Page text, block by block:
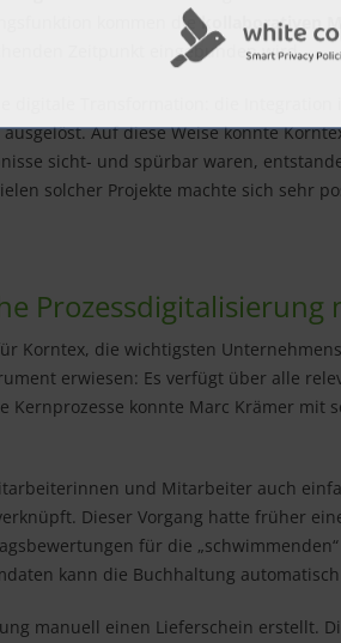
kommen diekollaborativen
Zeitpunkt eingebunden wird.
digitale Transformation: die
Auf diese Weise konnte
sicht- und spürbar waren,
solcher Projekte machte sich sehr
Korntex, die wichtigsten
erwiesen: Es verfügt über alle
Kernprozesse konnte Marc Krämer mit
und Mitarbeiter auch
Dieser Vorgang hatte früher
für die
kann die Buchhaltung
manuell einen Lieferschein erstellt.